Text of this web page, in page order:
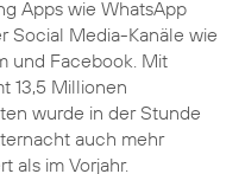
Apps wie WhatsApp
Social Media-Kanäle wie
und Facebook. Mit
13,5 Millionen
wurde in der Stunde
auch mehr
als im Vorjahr.